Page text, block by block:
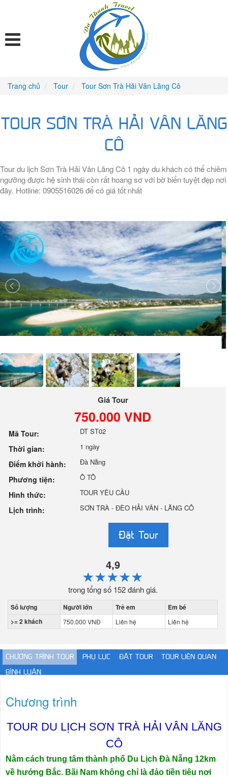
Trang chủ Tour Tour Sơn Trà Hải Vân Lăng Cô
TOUR SƠN TRÀ HẢI VÂN LĂNG
CÔ
Tour du lịch Sơn Trà Hải Vân Lăng Cô 1 ngày du khách có thể chiêm
ngưỡng được hệ sinh thái còn rất hoang sơ với bờ biển tuyệt đẹp nơi
đây. Hotline: 0905516026 để có giá tốt nhất
Giá Tour
750.000 VND
Mã Tour: DT ST02
Thời gian: 1 ngày
Điểm khởi hành: Đà Nẵng
Phương tiện: Ô TÔ
Hình thức: TOUR YÊU CẦU
Lịch trình: SƠN TRÀ - ĐÈO HẢI VÂN - LĂNG CÔ
Đặt Tour
4,9
trong tổng số 152đánh giá.
Số lượng Người lớn Trẻ em
Em bé
>= 2 khách
750.000 VNĐ Liên hệ Liên hệ
CHƯƠNG TRÌNH TOUR PHỤ LỤC ĐẶT TOUR
TOUR LIÊN QUAN
BÌNH LUẬN
Chương trình
TOUR DU LỊCH SƠN TRÀ HẢI VÂN LĂNG
CÔ
Nằm cách trung tâm thành phố Du Lịch Đà Nẵng 12km
về hướng Bắc. Bãi Nam không chỉ là đảo tiền tiêu nơi